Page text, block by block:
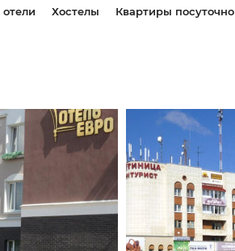
Хостелы Квартиры посуточно